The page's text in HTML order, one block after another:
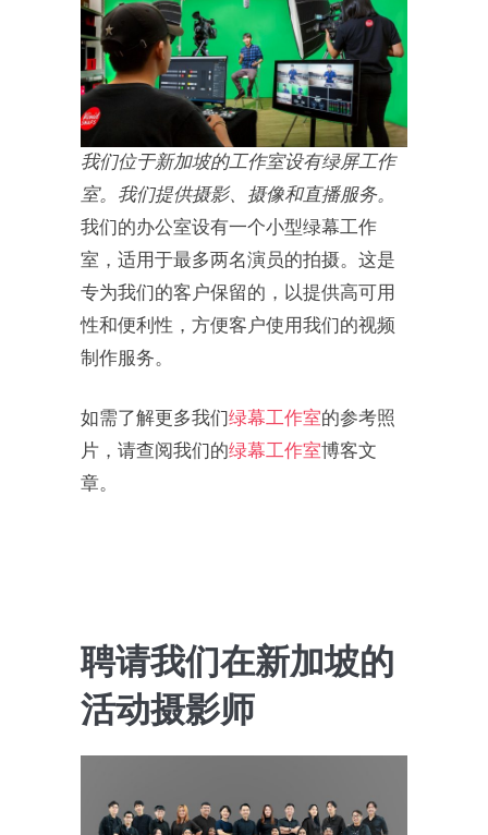
我们位于新加坡的工作室设有绿屏工作
室。我们提供摄影、摄像和直播服务。
我们的办公室设有一个小型绿幕工作
室，适用于最多两名演员的拍摄。这是
专为我们的客户保留的，以提供高可用
性和便利性，方便客户使用我们的视频
制作服务。
如需了解更多我们绿幕工作室的参考照
片，请查阅我们的绿幕工作室博客文
章。
聘请我们在新加坡的
活动摄影师